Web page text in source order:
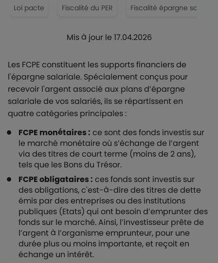
Mis à jour le 17.04.2026
Loi pacte Fiscalité du PER Fiscalité épargne salariale
Les FCPE constituent les supports financiers de
l'épargne salariale. Spécialement conçus pour
recevoir l'argent associé aux plans d’épargne
salariale de vos salariés, ils se répartissent en
quatre catégories principales :
FCPE monétaires : ce sont des fonds investis sur
le marché monétaire où s’échange de l’argent
via des titres de court terme (moins de 2 ans),
tels que les Bons du Trésor.
FCPE obligataires : ces fonds sont investis sur
des obligations, c'est-à-dire des titres de dette
émis par des entreprises ou des institutions
publiques (Etats) qui ont besoin d’emprunter des
fonds sur le marché. Ainsi, l’investisseur prête de
l’argent à l’organisme emprunteur, pour une
durée plus ou moins importante, et reçoit en
échange un intérêt.